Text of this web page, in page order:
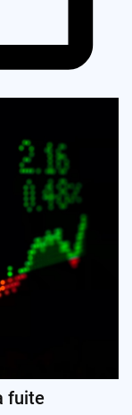
fuite